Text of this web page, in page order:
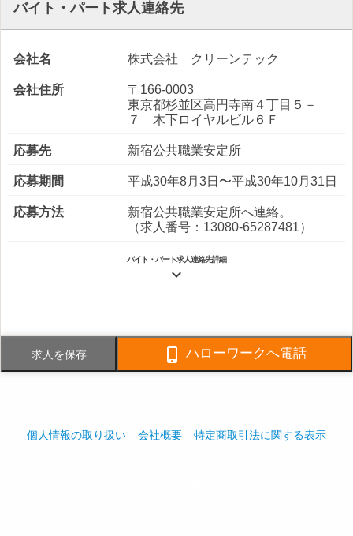
バイト・パート求人連絡先
会社名 株式会社 クリーンテック
会社住所
〒166-0003
東京都杉並区高円寺南４丁目５－
７ 木下ロイヤルビル６Ｆ
応募先 新宿公共職業安定所
応募期間 平成30年8月3日〜平成30年10月31日
応募方法
新宿公共職業安定所へ連絡。
（求人番号：13080-65287481）
バイト・パート求人連絡先詳細

事業内容
ビルメンテナンス業（建物清掃サー
ビス）
求人を保存  ハローワークへ電話
個人情報の取り扱い 会社概要 特定商取引法に関する表示